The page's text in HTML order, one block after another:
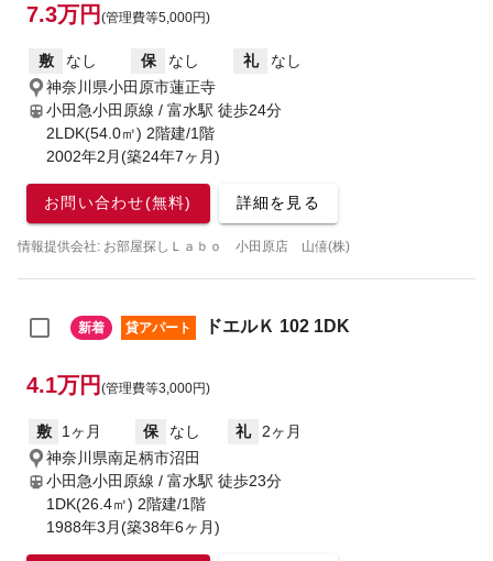
7.3万円 (管理費等5,000円)
敷 なし 保 なし 礼
なし
神奈川県小田原市蓮正寺
小田急小田原線 / 富水駅 徒歩24分
2LDK(54.0㎡) 2階建/1階
2002年2月(築24年7ヶ月)
お問い合わせ(無料) 詳細を見る
情報提供会社: お部屋探しＬａｂｏ 小田原店 山僖(株)
新着 貸アパート ドエルＫ 102 1DK
4.1万円 (管理費等3,000円)
敷 1ヶ月 保 なし 礼
2ヶ月
神奈川県南足柄市沼田
小田急小田原線 / 富水駅 徒歩23分
1DK(26.4㎡) 2階建/1階
1988年3月(築38年6ヶ月)